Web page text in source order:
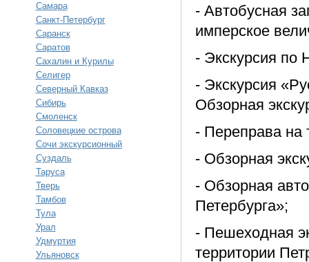
Самара
Санкт-Петербург
Саранск
Саратов
Сахалин и Курилы
Селигер
Северный Кавказ
Сибирь
Смоленск
Соловецкие острова
Сочи экскурсионный
Суздаль
Таруса
Тверь
Тамбов
Тула
Урал
Удмуртия
Ульяновск
- Автобусная
имперское
- Экскурсия по
- Экскурсия
Обзорная
- Переправа на
- Обзорная
- Обзорная
Петербурга»;
- Пешеходная
территории